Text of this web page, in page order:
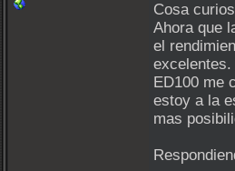
Cosa
Ahora que
el
ED100 me
estoy a la
mas